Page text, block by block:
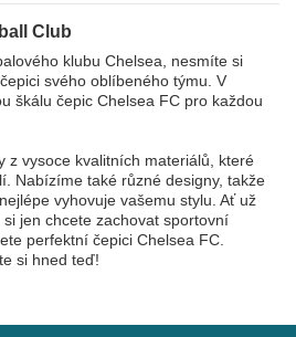
Club
klubu Chelsea, nesmíte si
svého oblíbeného týmu. V
škálu čepic Chelsea FC pro každou
z vysoce kvalitních materiálů, které
Nabízíme také různé designy, takže
vyhovuje vašemu stylu. Ať už
jen chcete zachovat sportovní
perfektní čepici Chelsea FC.
si hned teď!